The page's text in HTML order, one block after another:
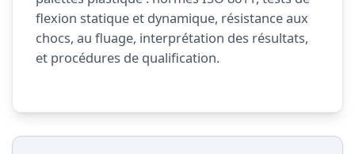
flexion statique et dynamique, résistance aux
chocs, au fluage, interprétation des résultats,
et procédures de qualification.